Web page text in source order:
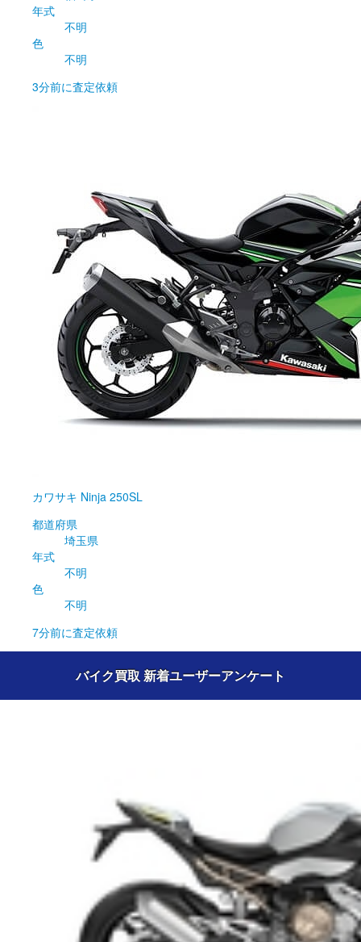
年式
不明
色
不明
3分前に査定依頼
カワサキ Ninja 250SL
都道府県
埼玉県
年式
不明
色
不明
7分前に査定依頼
バイク買取 新着ユーザーアンケート